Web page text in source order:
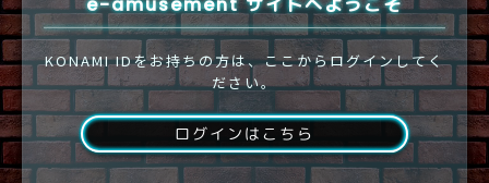
KONAMI IDをお持ちの方は、ここからログインしてく
ださい。
ログインはこちら